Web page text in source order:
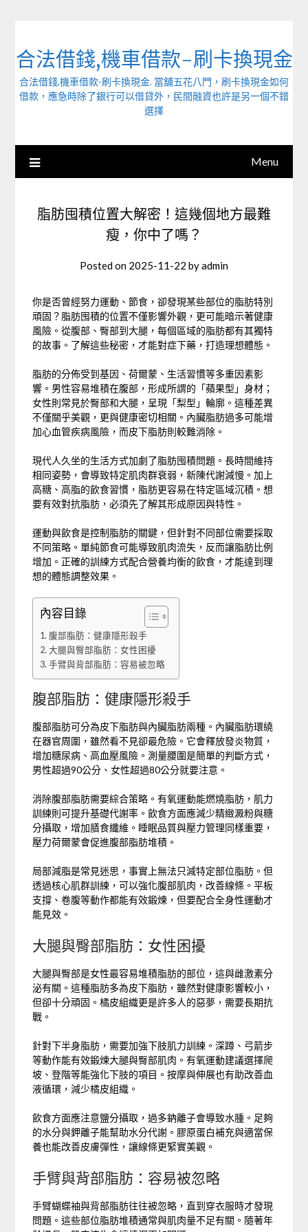
合法借錢,機車借款-刷卡換現金
合法借錢,機車借款-刷卡換現金. 當舖五花八門，刷卡換現金如何
借款，應急時除了銀行可以借貸外，民間融資也許是另一個不錯
選擇
Menu
脂肪囤積位置大解密！這幾個地方最難
瘦，你中了嗎？
Posted on 2025-11-22 byadmin
你是否曾經努力運動、節食，卻發現某些部位的脂肪特別
頑固？脂肪囤積的位置不僅影響外觀，更可能暗示著健康
風險。從腹部、臀部到大腿，每個區域的脂肪都有其獨特
的故事。了解這些秘密，才能對症下藥，打造理想體態。
脂肪的分佈受到基因、荷爾蒙、生活習慣等多重因素影
響。男性容易堆積在腹部，形成所謂的「蘋果型」身材；
女性則常見於臀部和大腿，呈現「梨型」輪廓。這種差異
不僅關乎美觀，更與健康密切相關。內臟脂肪過多可能增
加心血管疾病風險，而皮下脂肪則較難消除。
現代人久坐的生活方式加劇了脂肪囤積問題。長時間維持
相同姿勢，會導致特定肌肉群衰弱，新陳代謝減慢。加上
高糖、高脂的飲食習慣，脂肪更容易在特定區域沉積。想
要有效對抗脂肪，必須先了解其形成原因與特性。
運動與飲食是控制脂肪的關鍵，但針對不同部位需要採取
不同策略。單純節食可能導致肌肉流失，反而讓脂肪比例
增加。正確的訓練方式配合營養均衡的飲食，才能達到理
想的體態調整效果。
內容目錄
腹部脂肪：健康隱形殺手
大腿與臀部脂肪：女性困擾
手臂與背部脂肪：容易被忽略
腹部脂肪：健康隱形殺手
腹部脂肪可分為皮下脂肪與內臟脂肪兩種。內臟脂肪環繞
在器官周圍，雖然看不見卻最危險。它會釋放發炎物質，
增加糖尿病、高血壓風險。測量腰圍是簡單的判斷方式，
男性超過90公分、女性超過80公分就要注意。
消除腹部脂肪需要綜合策略。有氧運動能燃燒脂肪，肌力
訓練則可提升基礎代謝率。飲食方面應減少精緻澱粉與糖
分攝取，增加膳食纖維。睡眠品質與壓力管理同樣重要，
壓力荷爾蒙會促進腹部脂肪堆積。
局部減脂是常見迷思，事實上無法只減特定部位脂肪。但
透過核心肌群訓練，可以強化腹部肌肉，改善線條。平板
支撐、卷腹等動作都能有效鍛煉，但要配合全身性運動才
能見效。
大腿與臀部脂肪：女性困擾
大腿與臀部是女性最容易堆積脂肪的部位，這與雌激素分
泌有關。這種脂肪多為皮下脂肪，雖然對健康影響較小，
但卻十分頑固。橘皮組織更是許多人的惡夢，需要長期抗
戰。
針對下半身脂肪，需要加強下肢肌力訓練。深蹲、弓箭步
等動作能有效鍛煉大腿與臀部肌肉。有氧運動建議選擇爬
坡、登階等能強化下肢的項目。按摩與伸展也有助改善血
液循環，減少橘皮組織。
飲食方面應注意鹽分攝取，過多鈉離子會導致水腫。足夠
的水分與鉀離子能幫助水分代謝。膠原蛋白補充與適當保
養也能改善皮膚彈性，讓線條更緊實美觀。
手臂與背部脂肪：容易被忽略
手臂蝴蝶袖與背部脂肪往往被忽略，直到穿衣服時才發現
問題。這些部位脂肪堆積通常與肌肉量不足有關。隨著年